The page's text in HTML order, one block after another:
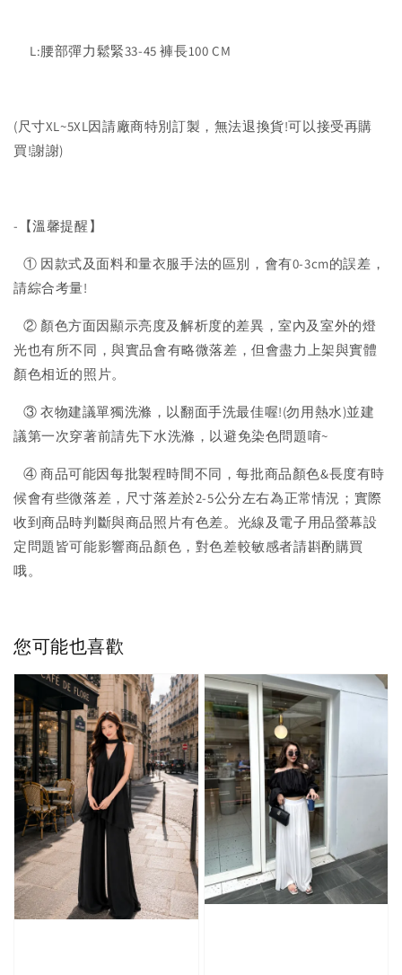
L:腰部彈力鬆緊33-45 褲長100 CM
(尺寸XL~5XL因請廠商特別訂製，無法退換貨!可以接受再購
買!謝謝)
-【溫馨提醒】
① 因款式及面料和量衣服手法的區別，會有0-3cm的誤差，
請綜合考量!
② 顏色方面因顯示亮度及解析度的差異，室內及室外的燈
光也有所不同，與實品會有略微落差，但會盡力上架與實體
顏色相近的照片。
③ 衣物建議單獨洗滌，以翻面手洗最佳喔!(勿用熱水)並建
議第一次穿著前請先下水洗滌，以避免染色問題唷~
④ 商品可能因每批製程時間不同，每批商品顏色&長度有時
候會有些微落差，尺寸落差於2-5公分左右為正常情況；實際
收到商品時判斷與商品照片有色差。光線及電子用品螢幕設
定問題皆可能影響商品顏色，對色差較敏感者請斟酌購買
哦。
您可能也喜歡